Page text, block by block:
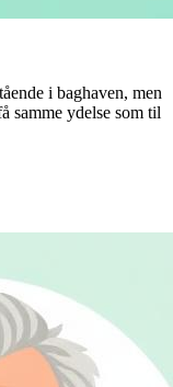
i baghaven, men
samme ydelse som til